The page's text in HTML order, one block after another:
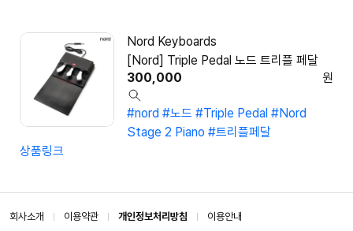
Nord Keyboards
[Nord] Triple Pedal 노드 트리플 페달
300,000
원
#nord #노드 #Triple Pedal #Nord
Stage 2 Piano #트리플페달
상품링크
회사소개 이용약관 개인정보처리방침 이용안내